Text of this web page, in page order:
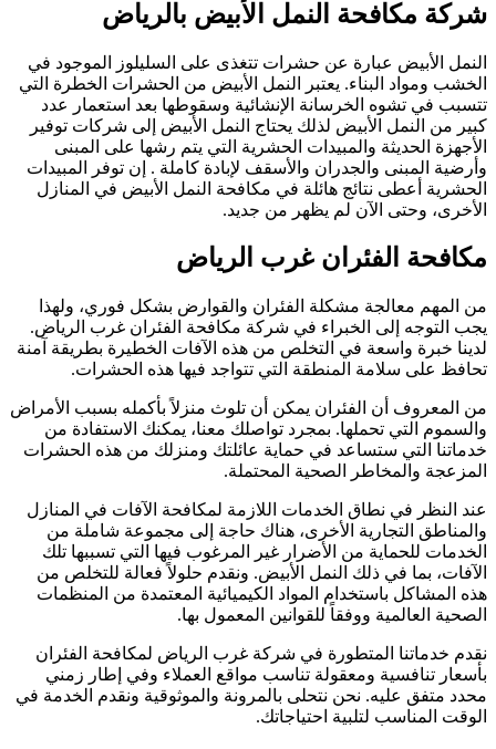
شركة مكافحة النمل الأبيض بالرياض
النمل الأبيض عبارة عن حشرات تتغذى على السليلوز الموجود في
الخشب ومواد البناء. يعتبر النمل الأبيض من الحشرات الخطرة التي
تتسبب في تشوه الخرسانة الإنشائية وسقوطها بعد استعمار عدد
كبير من النمل الأبيض لذلك يحتاج النمل الأبيض إلى شركات توفير
الأجهزة الحديثة والمبيدات الحشرية التي يتم رشها على المبنى
وأرضية المبنى والجدران والأسقف لإبادة كاملة . إن توفر المبيدات
الحشرية أعطى نتائج هائلة في مكافحة النمل الأبيض في المنازل
الأخرى، وحتى الآن لم يظهر من جديد.
مكافحة الفئران غرب الرياض
من المهم معالجة مشكلة الفئران والقوارض بشكل فوري، ولهذا
يجب التوجه إلى الخبراء في شركة مكافحة الفئران غرب الرياض.
لدينا خبرة واسعة في التخلص من هذه الآفات الخطيرة بطريقة آمنة
تحافظ على سلامة المنطقة التي تتواجد فيها هذه الحشرات.
من المعروف أن الفئران يمكن أن تلوث منزلاً بأكمله بسبب الأمراض
والسموم التي تحملها. بمجرد تواصلك معنا، يمكنك الاستفادة من
خدماتنا التي ستساعد في حماية عائلتك ومنزلك من هذه الحشرات
المزعجة والمخاطر الصحية المحتملة.
عند النظر في نطاق الخدمات اللازمة لمكافحة الآفات في المنازل
والمناطق التجارية الأخرى، هناك حاجة إلى مجموعة شاملة من
الخدمات للحماية من الأضرار غير المرغوب فيها التي تسببها تلك
الآفات، بما في ذلك النمل الأبيض. ونقدم حلولاً فعالة للتخلص من
هذه المشاكل باستخدام المواد الكيميائية المعتمدة من المنظمات
الصحية العالمية ووفقاً للقوانين المعمول بها.
نقدم خدماتنا المتطورة في شركة غرب الرياض لمكافحة الفئران
بأسعار تنافسية ومعقولة تناسب مواقع العملاء وفي إطار زمني
محدد متفق عليه. نحن نتحلى بالمرونة والموثوقية ونقدم الخدمة في
الوقت المناسب لتلبية احتياجاتك.